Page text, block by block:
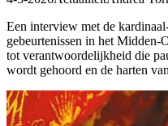
Een interview met de
gebeurtenissen in het Midden-
tot verantwoordelijkheid die
wordt gehoord en de harten